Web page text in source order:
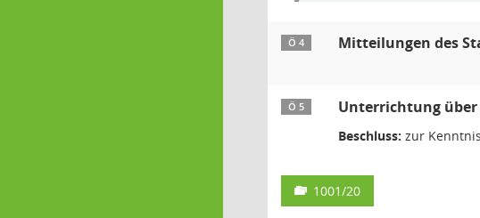
Ö 4 Mitteilungen des
Ö 5 Unterrichtung über
Beschluss: zur
1001/20